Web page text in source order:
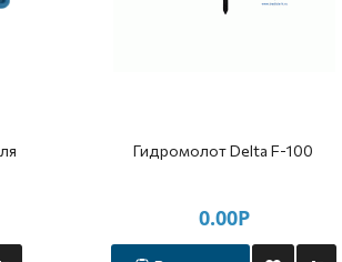
Гидромолот Delta F-100
0.00Р